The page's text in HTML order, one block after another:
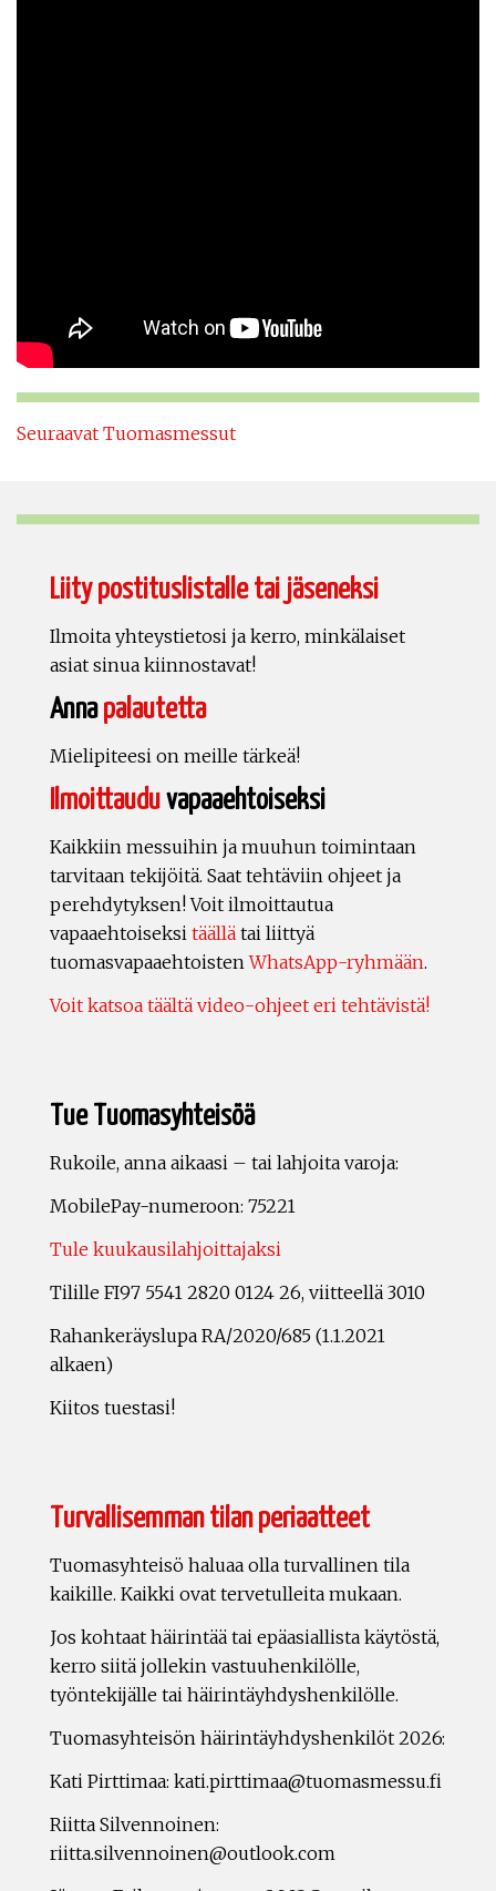
Seuraavat Tuomasmessut
Liity postituslistalle tai jäseneksi
Ilmoita yhteystietosi ja kerro, minkälaiset
asiat sinua kiinnostavat!
Annapalautetta
Mielipiteesi on meille tärkeä!
Ilmoittauduvapaaehtoiseksi
Kaikkiin messuihin ja muuhun toimintaan
tarvitaan tekijöitä. Saat tehtäviin ohjeet ja
perehdytyksen! Voit ilmoittautua
vapaaehtoiseksi täällä tai liittyä
tuomasvapaaehtoistenWhatsApp-ryhmään.
Voit katsoa täältä video-ohjeet eri tehtävistä!
Tue Tuomasyhteisöä
Rukoile, anna aikaasi – tai lahjoita varoja:
MobilePay-numeroon: 75221
Tule kuukausilahjoittajaksi
Tilille FI97 5541 2820 0124 26, viitteellä 3010
Rahankeräyslupa RA/2020/685 (1.1.2021
alkaen)
Kiitos tuestasi!
Turvallisemman tilan periaatteet
Tuomasyhteisö haluaa olla turvallinen tila
kaikille. Kaikki ovat tervetulleita mukaan.
Jos kohtaat häirintää tai epäasiallista käytöstä,
kerro siitä jollekin vastuuhenkilölle,
työntekijälle tai häirintäyhdyshenkilölle.
Tuomasyhteisön häirintäyhdyshenkilöt 2026:
Kati Pirttimaa: kati.pirttimaa@tuomasmessu.fi
Riitta Silvennoinen:
riitta.silvennoinen@outlook.com